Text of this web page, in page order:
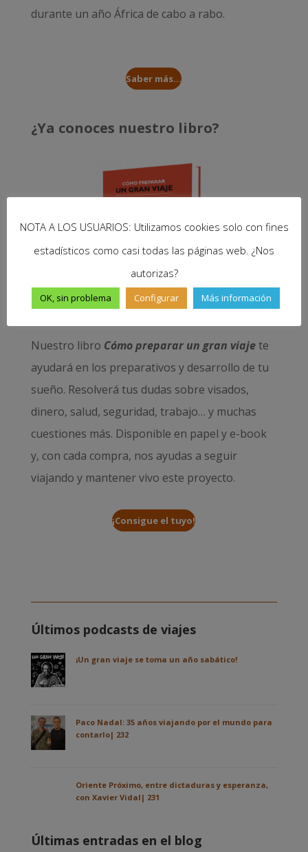
durante un año África de cabo a rabo.
Saber más...
¿Ya conoces nuestro libro?
Nuestro libro Cómo preparar un gran viajete
ayudará en los preparativos y desarrollo de tu
sueño. Resolverá tus dudas sobre visados,
dinero, salud, seguridad, trabajo… y muchas
cuestiones más. Disponible en papel y e-book
y, con cada compra, nos ayudas a seguir
viajando y mantener vivo este proyecto.
¡Consigue el tuyo!
Últimos podcasts de viajes
¡Un gran viaje se toma un año sabático!
Paco Nadal: 35 años viajando por el mundo para
contarlo| 232
Oriente Próximo, entre dictaduras y esperanza,
con Xavier Vidal| 231
Últimas entradas en el blog
NOTA A LOS USUARIOS: Utilizamos cookies solo con fines
estadísticos como casi todas las páginas web. ¿Nos
autorizas?
OK, sin problema Configurar Más información